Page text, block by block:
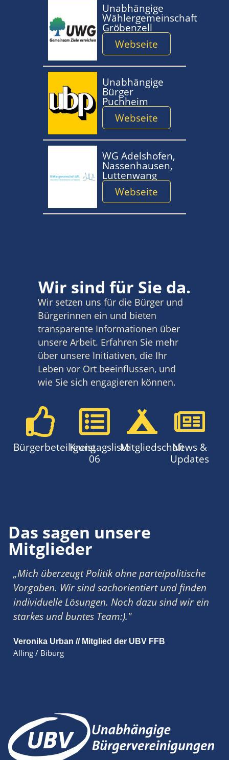
Unabhängige
Wählergemeinschaft
Gröbenzell
Webseite
Unabhängige
Bürger
Puchheim
Webseite
WG Adelshofen,
Nassenhausen,
Luttenwang
Webseite
Wir sind für Sie da.
Wir setzen uns für die Bürger und
Bürgerinnen ein und bieten
transparente Informationen über
unsere Arbeit. Erfahren Sie mehr
über unsere Initiativen, die Ihr
Leben vor Ort beeinflussen, und
wie Sie sich engagieren können.
BürgerbeteiligungKreistagsliste
06
MitgliedschaftNews &
Updates
Das sagen unsere
Mitglieder
„Mich überzeugt Politik ohne parteipolitische
Vorgaben. Wir sind sachorientiert und finden
individuelle Lösungen. Noch dazu sind wir ein
starkes und buntes Team:)."
Veronika Urban // Mitglied der UBV FFB
Alling / Biburg